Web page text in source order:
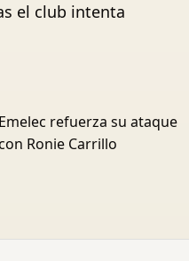
el club intenta
Emelec refuerza su ataque
Ronie Carrillo